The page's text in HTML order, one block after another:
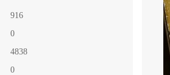
916
0
4838
0